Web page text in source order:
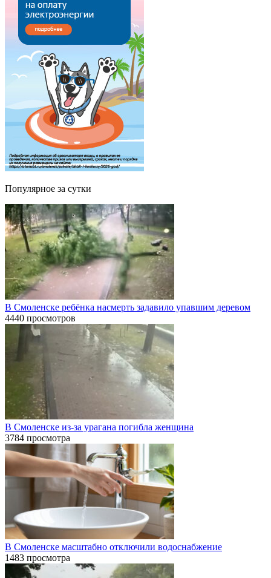
Популярное за сутки
В Смоленске ребёнка насмерть задавило упавшим деревом
4440 просмотров
В Смоленске из-за урагана погибла женщина
3784 просмотра
В Смоленске масштабно отключили водоснабжение
1483 просмотра